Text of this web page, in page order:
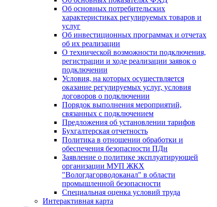
Об основных потребительских
характеристиках регулируемых товаров и
услуг
Об инвестиционных программах и отчетах
об их реализации
О технической возможности подключения,
регистрации и ходе реализации заявок о
подключении
Условия, на которых осуществляется
оказание регулируемых услуг, условия
договоров о подключении
Порядок выполнения мероприятий,
связанных с подключением
Предложения об установлении тарифов
Бухгалтерская отчетность
Политика в отношении обработки и
обеспечения безопасности ПДн
Заявление о политике эксплуатирующей
организации МУП ЖКХ
"Вологдагорводоканал" в области
промышленной безопасности
Специальная оценка условий труда
Интерактивная карта